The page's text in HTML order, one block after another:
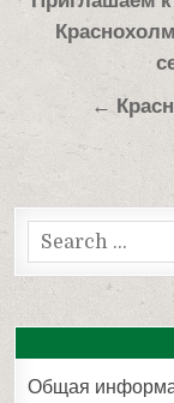
записям
←
Search
for:
Общая